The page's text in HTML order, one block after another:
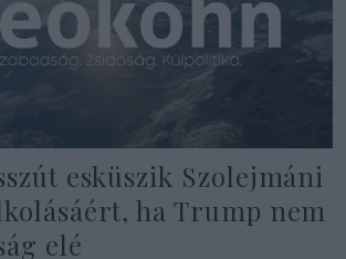
esküszik Szolejmáni
ha Trump nem
elé